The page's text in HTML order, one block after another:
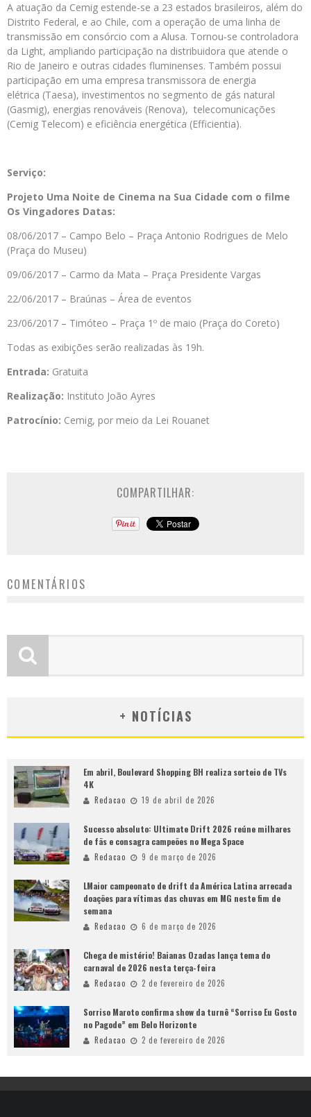
A atuação da Cemig estende-se a 23 estados brasileiros, além do
Distrito Federal, e ao Chile, com a operação de uma linha de
transmissão em consórcio com a Alusa. Tornou-se controladora
da Light, ampliando participação na distribuidora que atende o
Rio de Janeiro e outras cidades fluminenses. Também possui
participação em uma empresa transmissora de energia
elétrica (Taesa), investimentos no segmento de gás natural
(Gasmig), energias renováveis (Renova), telecomunicações
(Cemig Telecom) e eficiência energética (Efficientia).
Serviço:
Projeto Uma Noite de Cinema na Sua Cidade com o filme
Os Vingadores Datas:
08/06/2017 – Campo Belo – Praça Antonio Rodrigues de Melo
(Praça do Museu)
09/06/2017 – Carmo da Mata – Praça Presidente Vargas
22/06/2017 – Braúnas – Área de eventos
23/06/2017 – Timóteo – Praça 1º de maio (Praça do Coreto)
Todas as exibições serão realizadas às 19h.
Entrada: Gratuita
Realização: Instituto João Ayres
Patrocínio: Cemig, por meio da Lei Rouanet
COMPARTILHAR:
COMENTÁRIOS
+ NOTÍCIAS
Em abril, Boulevard Shopping BH realiza sorteio de TVs
4K
Redacao 19 de abril de 2026
Sucesso absoluto: Ultimate Drift 2026 reúne milhares
de fãs e consagra campeões no Mega Space
Redacao 9 de março de 2026
LMaior campeonato de drift da América Latina arrecada
doações para vítimas das chuvas em MG neste fim de
semana
Redacao 6 de março de 2026
Chega de mistério! Baianas Ozadas lança tema do
carnaval de 2026 nesta terça-feira
Redacao 2 de fevereiro de 2026
Sorriso Maroto confirma show da turnê “Sorriso Eu Gosto
no Pagode” em Belo Horizonte
Redacao 2 de fevereiro de 2026